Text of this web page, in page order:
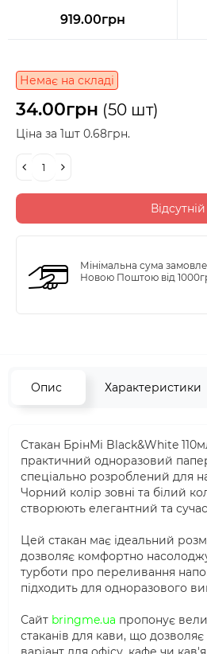
919.00грн
Немає на складі
34.00грн (50 шт)
Ціна за 1шт 0.68грн.
Відсутній
Мінімальна сума
Новою Поштою від
Опис Характеристики
Стакан БрінМі Black&White
практичний одноразовий
спеціально розроблений для
Чорний колір зовні та білий
створюють елегантний та
Цей стакан має ідеальний
дозволяє комфортно
турботи про переливання
підходить для одноразового
Сайт bringme.ua пропонує
стаканів для кави, що